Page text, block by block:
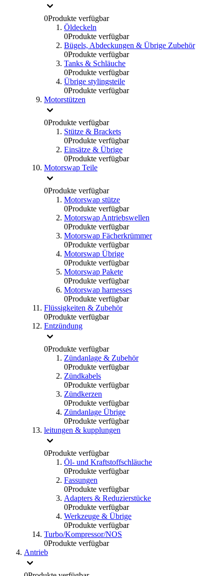
0Produkte verfügbar
Öldeckeln
0Produkte verfügbar
Bügels, Abdeckungen & Übrige Zubehör
0Produkte verfügbar
Tanks & Schläuche
0Produkte verfügbar
Übrige stylingsteile
0Produkte verfügbar
Motorstützen
0Produkte verfügbar
Stütze & Brackets
0Produkte verfügbar
Einsätze & Übrige
0Produkte verfügbar
Motorswap Teile
0Produkte verfügbar
Motorswap stütze
0Produkte verfügbar
Motorswap Antriebswellen
0Produkte verfügbar
Motorswap Fächerkrümmer
0Produkte verfügbar
Motorswap Übrige
0Produkte verfügbar
Motorswap Pakete
0Produkte verfügbar
Motorswap harnesses
0Produkte verfügbar
Flüssigkeiten & Zubehör
0Produkte verfügbar
Entzündung
0Produkte verfügbar
Zündanlage & Zubehör
0Produkte verfügbar
Zündkabels
0Produkte verfügbar
Zündkerzen
0Produkte verfügbar
Zündanlage Übrige
0Produkte verfügbar
leitungen & kupplungen
0Produkte verfügbar
Öl- und Kraftstoffschläuche
0Produkte verfügbar
Fassungen
0Produkte verfügbar
Adapters & Reduzierstücke
0Produkte verfügbar
Werkzeuge & Übrige
0Produkte verfügbar
Turbo/Kompressor/NOS
0Produkte verfügbar
Antrieb